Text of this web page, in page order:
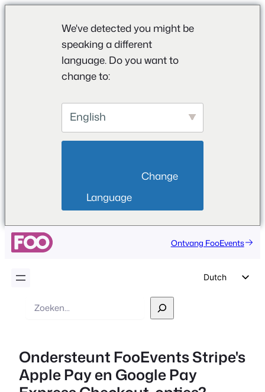
We've detected you might be
speaking a different
language. Do you want to
change to:
English
Language
Ontvang FooEvents
Dutch
Italian
Zoek
Ondersteunt FooEvents Stripe's
Apple Pay en Google Pay